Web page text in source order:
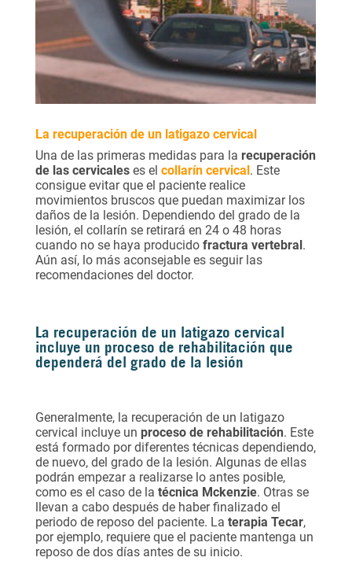
La recuperación de un latigazo cervical
Una de las primeras medidas para la recuperación
de las cervicales es el collarín cervical. Este
consigue evitar que el paciente realice
movimientos bruscos que puedan maximizar los
daños de la lesión. Dependiendo del grado de la
lesión, el collarín se retirará en 24 o 48 horas
cuando no se haya producido fractura vertebral.
Aún así, lo más aconsejable es seguir las
recomendaciones del doctor.
La recuperación de un latigazo cervical
incluye un proceso de rehabilitación que
dependerá del grado de la lesión
Generalmente, la recuperación de un latigazo
cervical incluye un proceso de rehabilitación. Este
está formado por diferentes técnicas dependiendo,
de nuevo, del grado de la lesión. Algunas de ellas
podrán empezar a realizarse lo antes posible,
como es el caso de la técnica Mckenzie. Otras se
llevan a cabo después de haber finalizado el
periodo de reposo del paciente. La terapia Tecar,
por ejemplo, requiere que el paciente mantenga un
reposo de dos días antes de su inicio.